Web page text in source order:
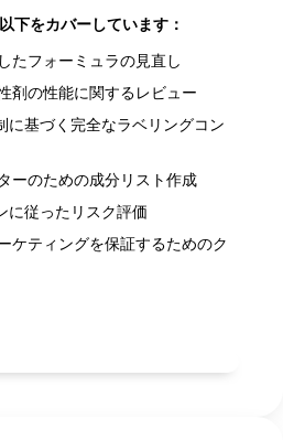
下をカバーしています：
たフォーミュラの見直し
剤の性能に関するレビュー
に基づく完全なラベリングコン
ーのための成分リスト作成
に従ったリスク評価
ケティングを保証するためのク